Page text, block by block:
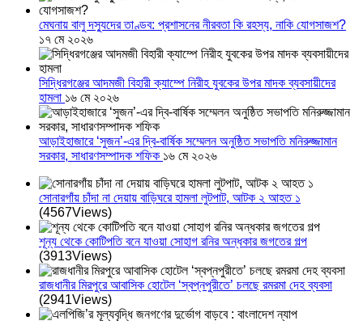
মেঘনায় বালু দস্যুদের তাণ্ডব: প্রশাসনের নীরবতা কি রহস্য, নাকি যোগসাজশ?
১৭ মে ২০২৬
সিদ্ধিরগঞ্জের আদমজী বিহারী ক্যাম্পে নিরীহ যুবকের উপর মাদক ব্যবসায়ীদের
হামলা ১৬ মে ২০২৬
আড়াইহাজারে ‘সুজন’-এর দ্বি-বার্ষিক সম্মেলন অনুষ্ঠিত সভাপতি মনিরুজ্জামান
সরকার, সাধারণসম্পাদক শফিক ১৬ মে ২০২৬
সোনারগাঁয় চাঁদা না দেয়ায় বাড়িঘরে হামলা লুটপাট, আটক ২ আহত ১
(4567Views)
শূন্য থেকে কোটিপতি বনে যাওয়া সোহাগ রনির অন্ধকার জগতের গল্প
(3913Views)
রাজধানীর মিরপুরে আবাসিক হোটেল ‘স্বপ্নপুরীতে’ চলছে রমরমা দেহ ব্যবসা
(2941Views)